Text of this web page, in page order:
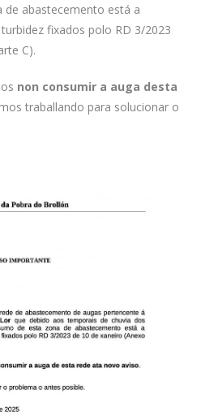
abastecemento está a
fixados polo RD 3/2023
C).
non consumir a auga desta
traballando para solucionar o